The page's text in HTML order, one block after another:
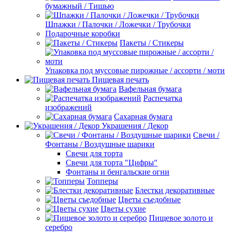
бумажный / Тишью
Шпажки / Палочки / Ложечки / Трубочки
Подарочные коробки
Пакеты / Стикеры
Упаковка под муссовые пирожные / ассорти / моти
Пищевая печать
Вафельная бумага
Распечатка
изображений
Сахарная бумага
Украшения / Декор
Свечи /
Фонтаны / Воздушные шарики
Свечи для торта
Свечи для торта "Цифры"
Фонтаны и бенгальские огни
Топперы
Блестки декоративные
Цветы съедобные
Цветы сухие
Пищевое золото и
серебро